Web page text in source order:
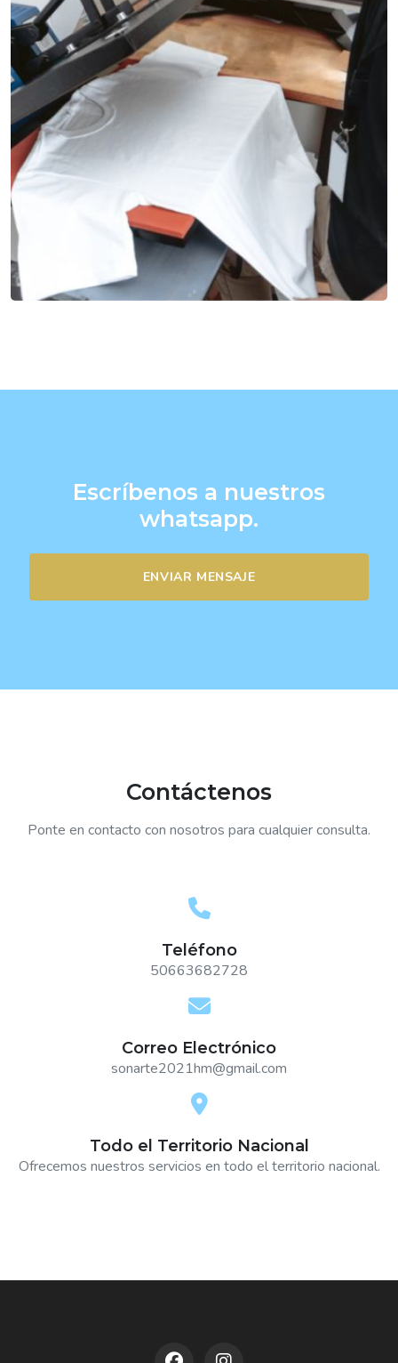
Escríbenos a nuestros
whatsapp.
ENVIAR MENSAJE
Contáctenos
Ponte en contacto con nosotros para cualquier consulta.
Teléfono
50663682728
Correo Electrónico
sonarte2021hm@gmail.com
Todo el Territorio Nacional
Ofrecemos nuestros servicios en todo el territorio nacional.